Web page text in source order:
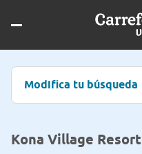
Modifica tu búsqueda
Kona Village Resort